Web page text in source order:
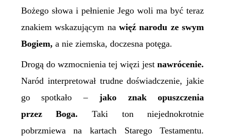
Bożego słowa i pełnienie Jego woli ma być teraz
znakiem wskazującym na więź narodu ze swym
Bogiem, a nie ziemska, doczesna potęga.
Drogą do wzmocnienia tej więzi jestnawrócenie.
Naród interpretował trudne doświadczenie, jakie
go spotkało – jako znak opuszczenia
przez Boga. Taki ton niejednokrotnie
pobrzmiewa na kartach Starego Testamentu.